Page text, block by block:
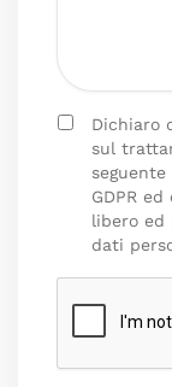
Dichiaro
sul
seguente
GDPR
libero ed
dati